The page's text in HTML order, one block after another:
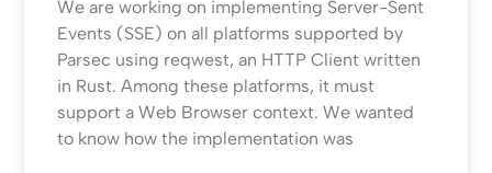
We are working on implementing Server-Sent
Events (SSE) on all platforms supported by
Parsec using reqwest, an HTTP Client written
in Rust. Among these platforms, it must
support a Web Browser context. We wanted
to know how the implementation was